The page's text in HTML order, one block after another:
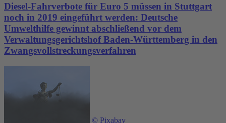
Diesel-Fahrverbote für Euro 5 müssen in Stuttgart
noch in 2019 eingeführt werden: Deutsche
Umwelthilfe gewinnt abschließend vor dem
Verwaltungsgerichtshof Baden-Württemberg in den
Zwangsvollstreckungsverfahren
© Pixabay